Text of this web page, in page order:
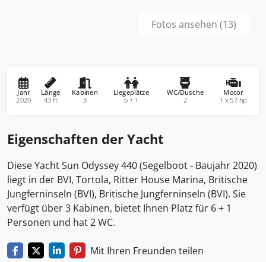
Fotos ansehen (13)
Jahr
2020
Länge
43 ft
Kabinen
3
Liegeplätze
6 + 1
WC/Dusche
2
Motor
1 x 57 hp
Eigenschaften der Yacht
Diese Yacht Sun Odyssey 440 (Segelboot - Baujahr 2020)
liegt in der BVI, Tortola, Ritter House Marina, Britische
Jungferninseln (BVI), Britische Jungferninseln (BVI). Sie
verfügt über 3 Kabinen, bietet Ihnen Platz für 6 + 1
Personen und hat 2 WC.
Mit Ihren Freunden teilen